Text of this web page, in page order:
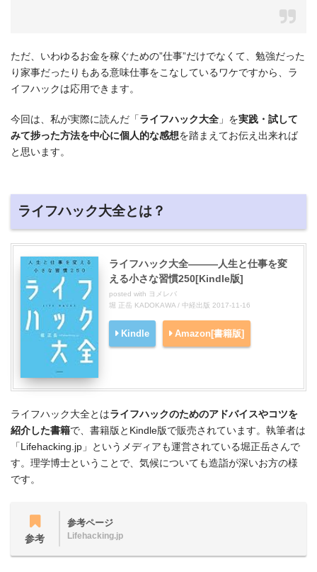
ただ、いわゆるお金を稼ぐための”仕事”だけでなくて、勉強だった
り家事だったりもある意味仕事をこなしているワケですから、ラ
イフハックは応用できます。
今回は、私が実際に読んだ「 ライフハック大全 」を実践・試して
みて捗った方法を中心に個人的な感想を踏まえてお伝え出来れば
と思います。
ライフハック大全とは？
ライフハック大全―――人生と仕事を変
える小さな習慣250[Kindle版]
posted with ヨメレバ
堀 正岳 KADOKAWA / 中経出版 2017-11-16
Kindle Amazon[書籍版]
ライフハック大全とはライフハックのためのアドバイスやコツを
紹介した書籍で、書籍版とKindle版で販売されています。執筆者は
「Lifehacking.jp」というメディアも運営されている堀正岳さんで
す。理学博士ということで、気候についても造詣が深いお方の様
です。
参考
参考ページ
Lifehacking.jp